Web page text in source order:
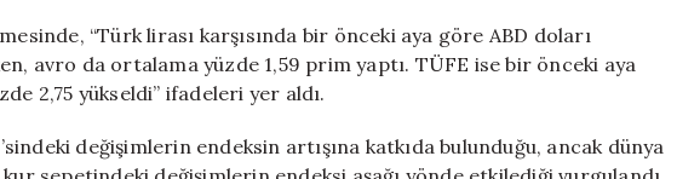
“Türk lirası karşısında bir önceki aya göre ABD doları
avro da ortalama yüzde 1,59 prim yaptı. TÜFE ise bir önceki aya
2,75 yükseldi” ifadeleri yer aldı.
değişimlerin endeksin artışına katkıda bulunduğu, ancak dünya